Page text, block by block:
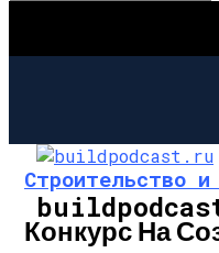
Строительство и
Конкурс На